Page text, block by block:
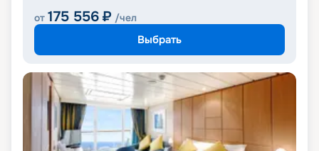
от 175 556 ₽ /чел
Выбрать